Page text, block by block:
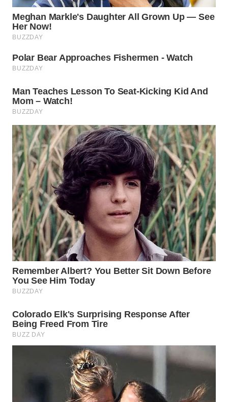
WN
MADURA
SURABAYA
NATUNA
BINTAN
WN
MANDALIKA
WN
LIKUPANG
WN
LABUANBAJO
WN
BORNEO
Media
Group
WAHANA
TANI